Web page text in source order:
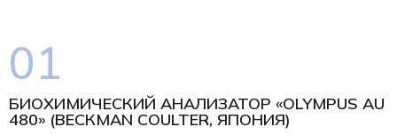
БИОХИМИЧЕСКИЙ АНАЛИЗАТОР «OLYMPUS AU
480» (BЕCКMAN COULTER, ЯПОНИЯ)
01